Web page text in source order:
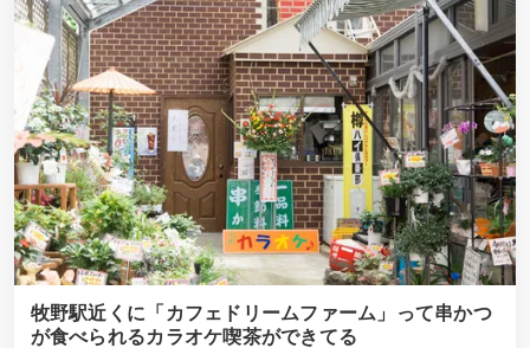
牧野駅近くに「カフェドリームファーム」って串かつ
が食べられるカラオケ喫茶ができてる